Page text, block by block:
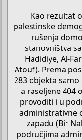
Kao rezultat
palestinske
rušenja
stanovništva
Hadidiye, Al-
Atouf). Prema
283 objekta samo
a raseljene 404
provoditi i u
administrativne
zapadu (Bir
područjima